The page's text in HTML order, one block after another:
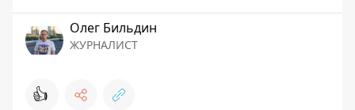
Олег Бильдин
ЖУРНАЛИСТ
👍